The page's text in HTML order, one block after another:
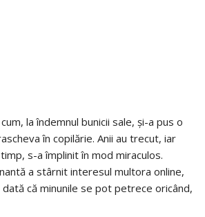
la îndemnul bunicii sale, și-a pus o
în copilărie. Anii au trecut, iar
s-a împlinit în mod miraculos.
a stârnit interesul multora online,
că minunile se pot petrece oricând,